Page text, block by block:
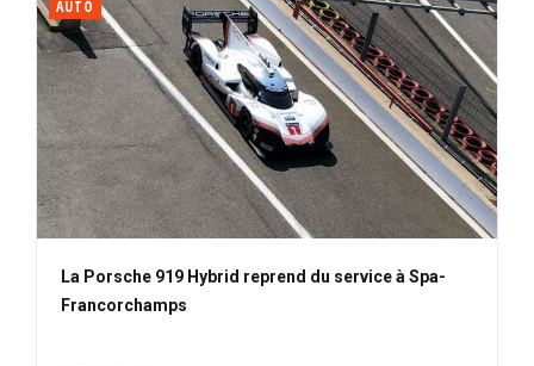
AUTO
La Porsche 919 Hybrid reprend du service à Spa-
Francorchamps